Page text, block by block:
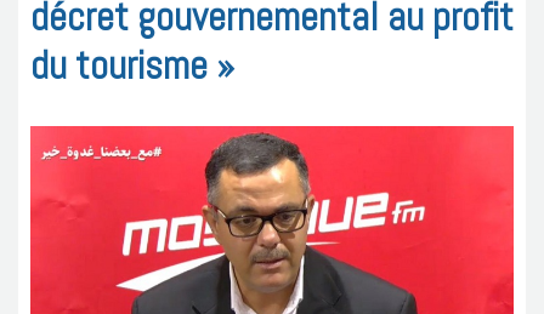
décret gouvernemental au profit
du tourisme »